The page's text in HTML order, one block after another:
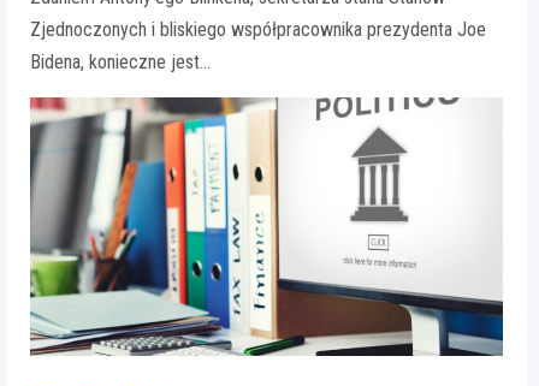
Zjednoczonych i bliskiego współpracownika prezydenta Joe
Bidena, konieczne jest…